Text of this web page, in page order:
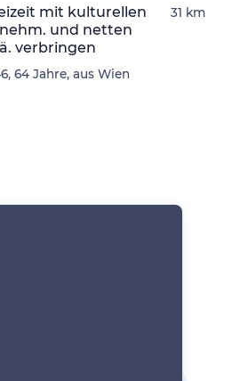
mit kulturellen
und netten
verbringen
64 Jahre, aus Wien
31 km